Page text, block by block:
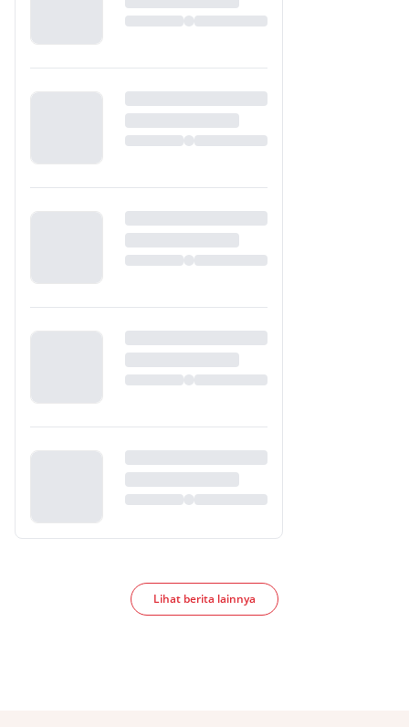
Lihat berita lainnya